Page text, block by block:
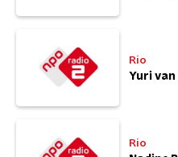
Rio
Yuri
Rio